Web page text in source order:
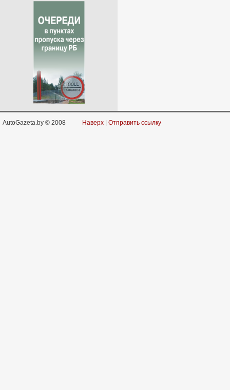
AutoGazeta.by © 2008 Наверх Отправить ссылку